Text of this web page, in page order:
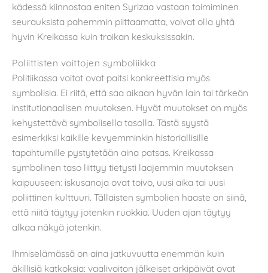
kädessä kiinnostaa eniten Syrizaa vastaan toimiminen
seurauksista pahemmin piittaamatta, voivat olla yhtä
hyvin Kreikassa kuin troikan keskuksissakin.
Poliittisten voittojen symboliikka
Politiikassa voitot ovat paitsi konkreettisia myös
symbolisia. Ei riitä, että saa aikaan hyvän lain tai tärkeän
institutionaalisen muutoksen. Hyvät muutokset on myös
kehystettävä symbolisella tasolla. Tästä syystä
esimerkiksi kaikille kevyemminkin historiallisille
tapahtumille pystytetään aina patsas. Kreikassa
symbolinen taso liittyy tietysti laajemmin muutoksen
kaipuuseen: iskusanoja ovat toivo, uusi aika tai uusi
poliittinen kulttuuri. Tällaisten symbolien haaste on siinä,
että niitä täytyy jotenkin ruokkia. Uuden ajan täytyy
alkaa näkyä jotenkin.
Ihmiselämässä on aina jatkuvuutta enemmän kuin
äkillisiä katkoksia: vaalivoiton jälkeiset arkipäivät ovat